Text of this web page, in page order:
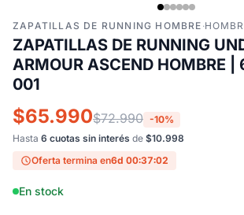
ZAPATILLAS DE RUNNING HOMBRE ·
ZAPATILLAS DE RUNNING
ARMOUR ASCEND HOMBRE
001
$65.990$72.990 -10%
Hasta 6 cuotas sin interés de $10.998
Oferta termina en6d 00:37:02
En stock